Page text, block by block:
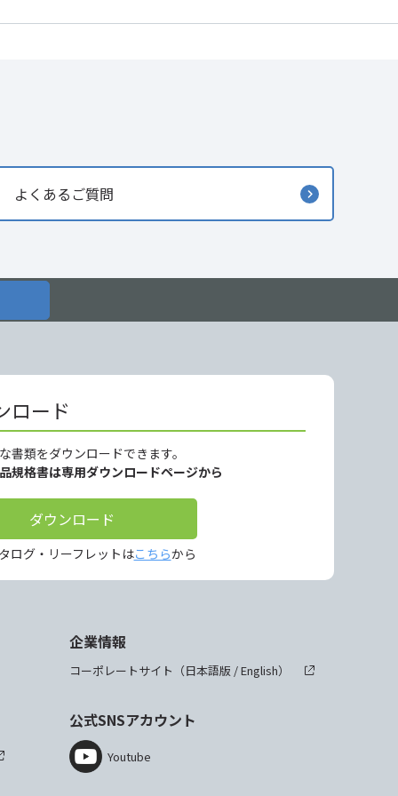
よくあるご質問
ロード
書類をダウンロードできます。
規格書は専用ダウンロードページから
ダウンロード
ログ・リーフレットはこちらから
企業情報
コーポレートサイト（日本語版 /English）
公式SNSアカウント
Youtube